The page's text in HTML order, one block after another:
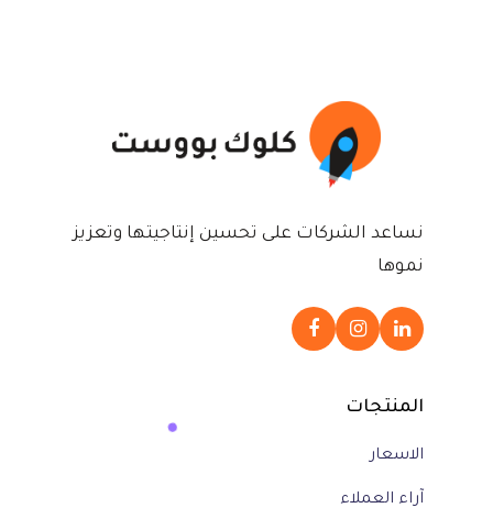
نساعد الشركات على تحسين إنتاجيتها وتعزيز
نموها
المنتجات
الاسعار
آراء العملاء